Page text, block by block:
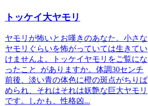
トッケイ大ヤモリ
ヤモリが怖いとお嘆きのあなた。小さな
ヤモリぐらいを怖がっていては生きてい
けませんよ。トッケイヤモリをご覧にな
ったこと がありますか。体調30センチ
前後、淡い青の体色に橙の斑点がちりば
められ、それはそれは妖艶な巨大ヤモリ
です。しかも、性格凶...